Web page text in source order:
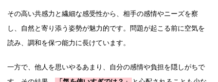
その高い共感力と繊細な感受性から、相手の感情やニーズを察
し、自然と寄り添う姿勢が魅力的です。問題が起こる前に空気を
読み、調和を保つ能力に長けています。
一方で、他人を思いやるあまり、自分の感情や負担を隠しがちで